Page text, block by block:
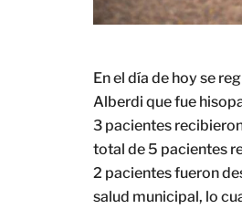
En el día de hoy se
Alberdi que fue
3 pacientes
total de 5 pacientes
2 pacientes fueron
salud municipal, lo